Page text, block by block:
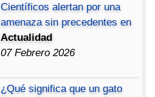
Científicos alertan por una
amenaza sin precedentes en
Actualidad
07 Febrero 2026
¿Qué significa que un gato